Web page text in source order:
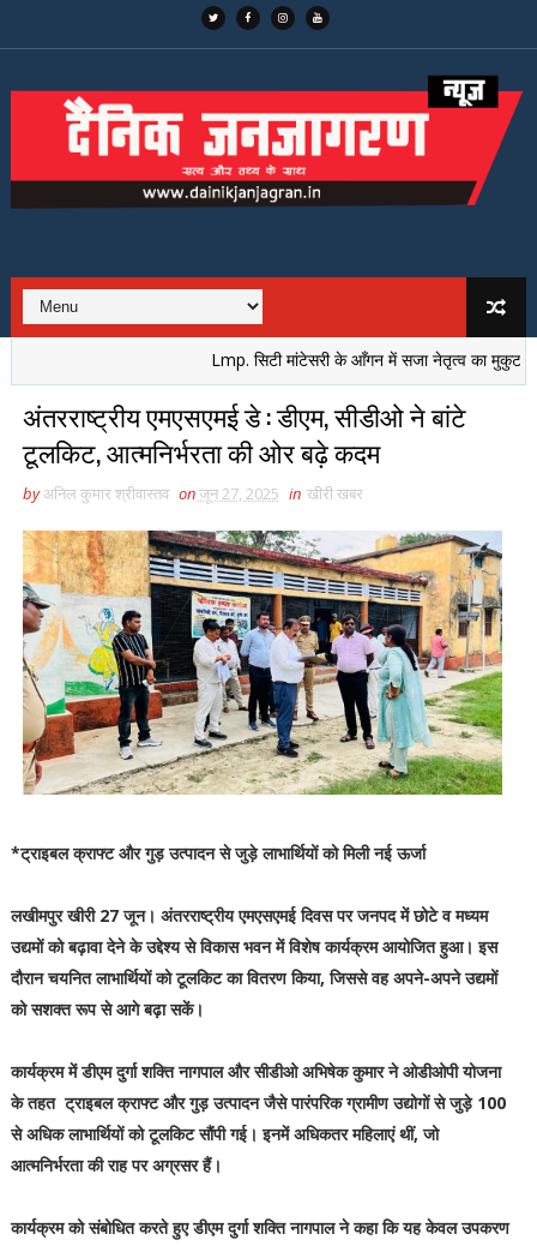
Lmp. सिटी मांटेसरी के आँगन में सजा नेतृत्व का मुकुट, नई
अंतरराष्ट्रीय एमएसएमई डे : डीएम, सीडीओ ने बांटे
टूलकिट, आत्मनिर्भरता की ओर बढ़े कदम
byअनिल कुमार श्रीवास्तव onजून 27, 2025 in खीरी खबर
*ट्राइबल क्राफ्ट और गुड़ उत्पादन से जुड़े लाभार्थियों को मिली नई ऊर्जा
लखीमपुर खीरी 27 जून। अंतरराष्ट्रीय एमएसएमई दिवस पर जनपद में छोटे व मध्यम
उद्यमों को बढ़ावा देने के उद्देश्य से विकास भवन में विशेष कार्यक्रम आयोजित हुआ। इस
दौरान चयनित लाभार्थियों को टूलकिट का वितरण किया, जिससे वह अपने-अपने उद्यमों
को सशक्त रूप से आगे बढ़ा सकें।
कार्यक्रम में डीएम दुर्गा शक्ति नागपाल और सीडीओ अभिषेक कुमार ने ओडीओपी योजना
के तहत ट्राइबल क्राफ्ट और गुड़ उत्पादन जैसे पारंपरिक ग्रामीण उद्योगों से जुड़े 100
से अधिक लाभार्थियों को टूलकिट सौंपी गई। इनमें अधिकतर महिलाएं थीं, जो
आत्मनिर्भरता की राह पर अग्रसर हैं।
कार्यक्रम को संबोधित करते हुए डीएम दुर्गा शक्ति नागपाल ने कहा कि यह केवल उपकरण